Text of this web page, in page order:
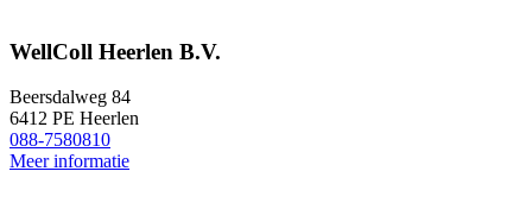
WellColl Heerlen B.V.
Beersdalweg 84
6412 PE Heerlen
088-7580810
Meer informatie